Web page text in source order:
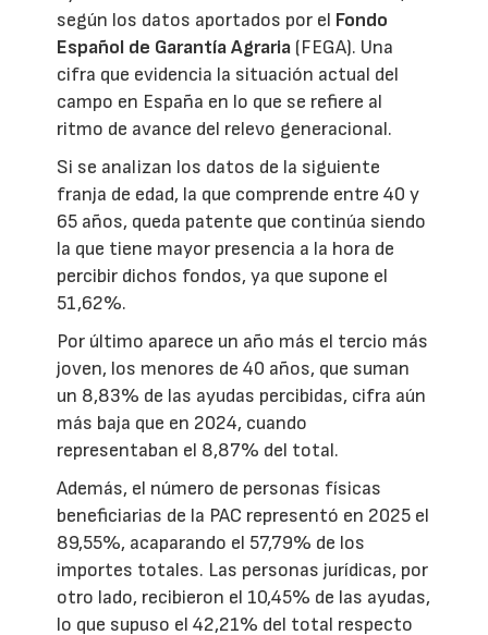
según los datos aportados por el Fondo
Español de Garantía Agraria (FEGA). Una
cifra que evidencia la situación actual del
campo en España en lo que se refiere al
ritmo de avance del relevo generacional.
Si se analizan los datos de la siguiente
franja de edad, la que comprende entre 40 y
65 años, queda patente que continúa siendo
la que tiene mayor presencia a la hora de
percibir dichos fondos, ya que supone el
51,62%.
Por último aparece un año más el tercio más
joven, los menores de 40 años, que suman
un 8,83% de las ayudas percibidas, cifra aún
más baja que en 2024, cuando
representaban el 8,87% del total.
Además, el número de personas físicas
beneficiarias de la PAC representó en 2025 el
89,55%, acaparando el 57,79% de los
importes totales. Las personas jurídicas, por
otro lado, recibieron el 10,45% de las ayudas,
lo que supuso el 42,21% del total respecto